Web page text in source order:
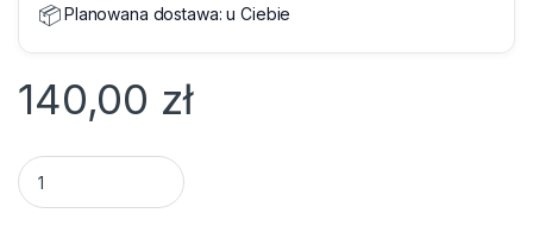
📦Planowana dostawa:u Ciebie
140,00 zł
Switch TP-Link TL-SG1005LP 5x10/100/1000 MB/s 4xPoE+